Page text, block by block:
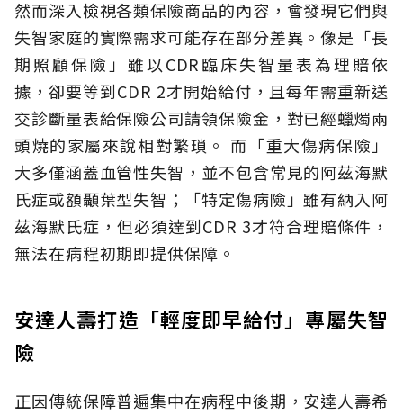
然而深入檢視各類保險商品的內容，會發現它們與
失智家庭的實際需求可能存在部分差異。像是「長
期照顧保險」雖以CDR臨床失智量表為理賠依
據，卻要等到CDR 2才開始給付，且每年需重新送
交診斷量表給保險公司請領保險金，對已經蠟燭兩
頭燒的家屬來說相對繁瑣。 而「重大傷病保險」
大多僅涵蓋血管性失智，並不包含常見的阿茲海默
氏症或額顳葉型失智；「特定傷病險」雖有納入阿
茲海默氏症，但必須達到CDR 3才符合理賠條件，
無法在病程初期即提供保障。
安達人壽打造「輕度即早給付」專屬失智
險
正因傳統保障普遍集中在病程中後期，安達人壽希